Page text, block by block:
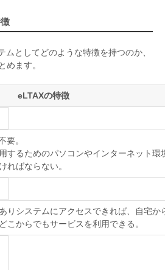
ムとしてどのような特徴を持つのか、
めます。
eLTAXの特徴
要。
するためのパソコンやインターネット環
ればならない。
りシステムにアクセスできれば、自宅か
こからでもサービスを利用できる。